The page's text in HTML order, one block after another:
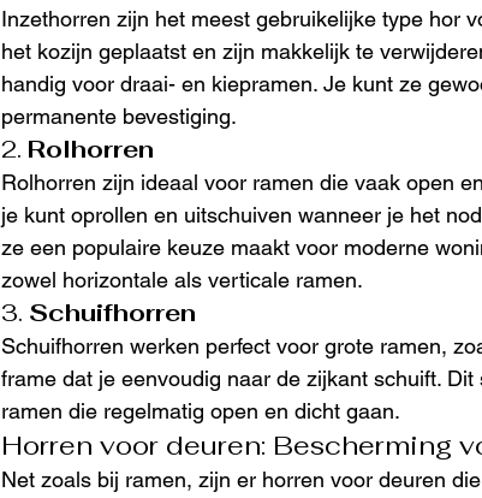
Inzethorren zijn het meest gebruikelijke type hor
het kozijn geplaatst en zijn makkelijk te
handig voor draai- en kiepramen. Je kunt ze
permanente bevestiging.
2. Rolhorren
Rolhorren zijn ideaal voor ramen die vaak open
je kunt oprollen en uitschuiven wanneer je het
ze een populaire keuze maakt voor moderne
zowel horizontale als verticale ramen.
3. Schuifhorren
Schuifhorren werken perfect voor grote ramen,
frame dat je eenvoudig naar de zijkant schuift.
ramen die regelmatig open en dicht gaan.
Horren voor deuren: Bescherming
Net zoals bij ramen, zijn er horren voor deuren